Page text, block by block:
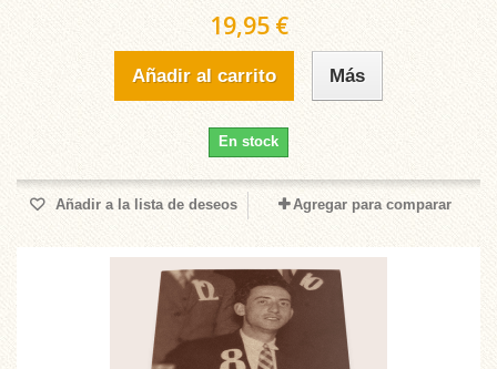
19,95 €
Añadir al carrito Más
En stock
Añadir a la lista de deseos Agregar para comparar